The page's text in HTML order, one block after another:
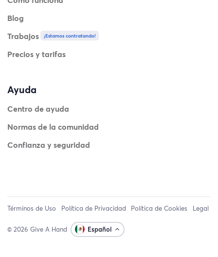
Blog
Trabajos
¡Estamos contratando!
Precios y tarifas
Ayuda
Centro de ayuda
Normas de la comunidad
Confianza y seguridad
Términos de Uso Política de Privacidad Política de Cookies Legal
© 2026 Give A Hand Español